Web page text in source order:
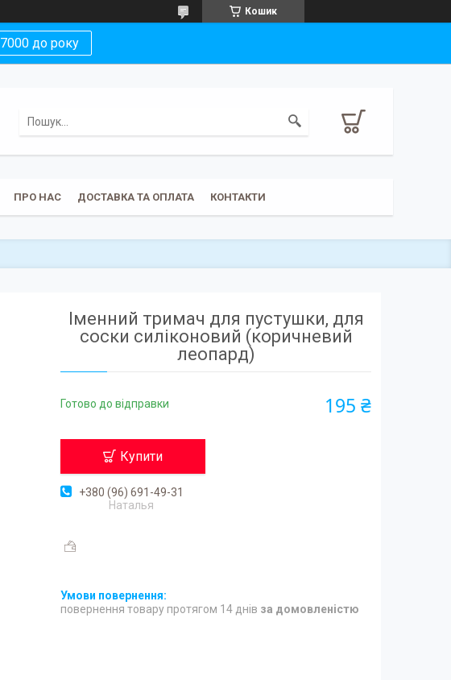
Кошик
7000 до року
ПРО НАС ДОСТАВКА ТА ОПЛАТА КОНТАКТИ
Іменний тримач для пустушки, для
соски силіконовий (коричневий
леопард)
Готово до відправки 195 ₴
Купити
+380 (96) 691-49-31
Наталья
повернення товару протягом 14 днів за домовленістю